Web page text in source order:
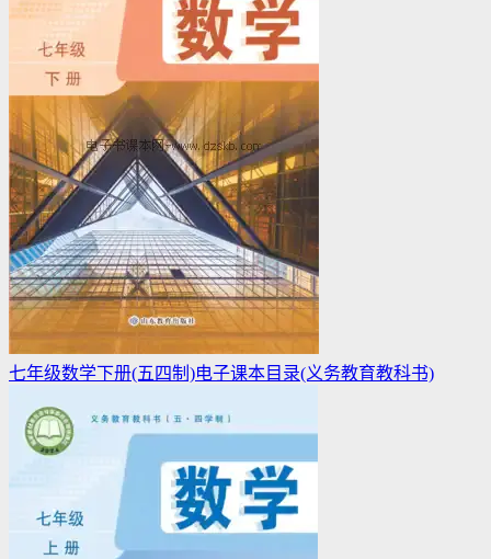
七年级数学下册(五四制)电子课本目录(义务教育教科书)